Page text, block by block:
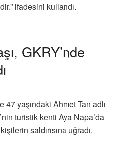
ifadesini kullandı.
GKRY’nde
yaşındaki Ahmet Tan adlı
turistik kenti Aya Napa’da
saldırısına uğradı.